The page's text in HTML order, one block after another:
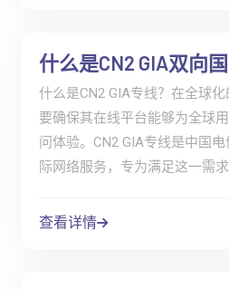
什么是CN2 GIA双向
什么是CN2 GIA专线？在全球
要确保其在线平台能够为全球
问体验。CN2 GIA专线是中国
际网络服务，专为满足这一需
查看详情